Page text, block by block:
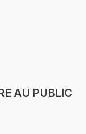
AU PUBLIC